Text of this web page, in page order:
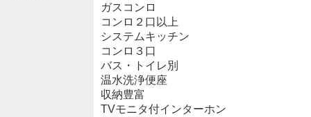
ガスコンロ
コンロ２口以上
システムキッチン
コンロ３口
バス・トイレ別
温水洗浄便座
収納豊富
TVモニタ付インターホン